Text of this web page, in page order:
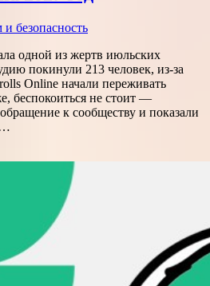
безопасность
одной из жертв июльских
покинули 213 человек, из-за
Online начали переживать
беспокоиться не стоит —
к сообществу и показали
…